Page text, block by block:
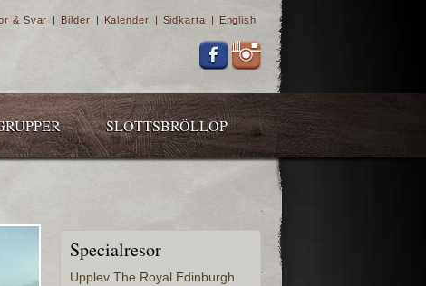
& Svar | Bilder | Kalender | Sidkarta | English
SLOTTSBRÖLLOP
Specialresor
Upplev The Royal Edinburgh